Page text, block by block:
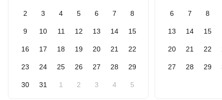
2 3 4 5 6 7 8
9 10 11 12 13 14 15
16 17 18 19 20 21 22
23 24 25 26 27 28 29
30 31 1 2 3 4 5
6 7 8
13 14 15
20 21 22
27 28 29